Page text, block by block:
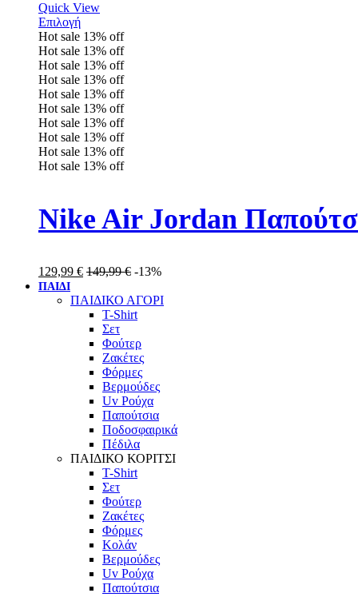
Quick View
Επιλογή
Hot sale 13% off
Hot sale 13% off
Hot sale 13% off
Hot sale 13% off
Hot sale 13% off
Hot sale 13% off
Hot sale 13% off
Hot sale 13% off
Hot sale 13% off
Hot sale 13% off
Nike Air Jordan
129,99 € 149,99€ -13%
ΠΑΙΔΙ
ΠΑΙΔΙΚΟ ΑΓΟΡΙ
T-Shirt
Σετ
Φούτερ
Ζακέτες
Φόρμες
Βερμούδες
Uv Ρούχα
Παπούτσια
Ποδοσφαιρικά
Πέδιλα
ΠΑΙΔΙΚΟ ΚΟΡΙΤΣΙ
T-Shirt
Σετ
Φούτερ
Ζακέτες
Φόρμες
Κολάν
Βερμούδες
Uv Ρούχα
Παπούτσια